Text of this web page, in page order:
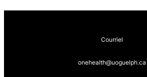
Courriel
onehealth@uoguelph.ca